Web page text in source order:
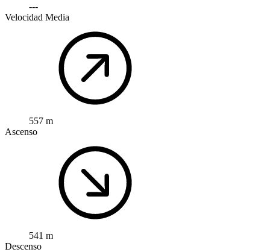
---
Velocidad Media
557 m
Ascenso
541 m
Descenso